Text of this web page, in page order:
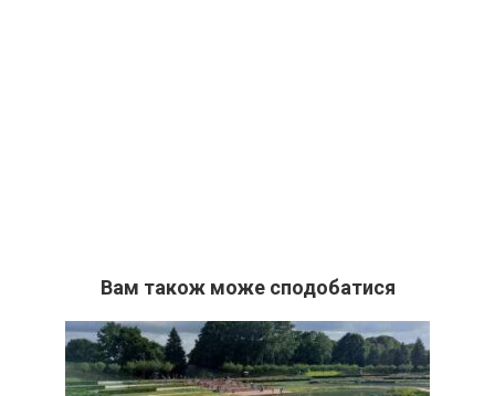
Вам також може сподобатися